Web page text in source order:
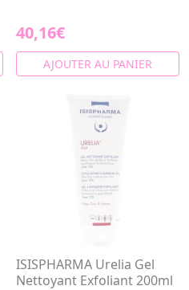
40,16€
AJOUTER AU PANIER
ISISPHARMA Urelia Gel
Nettoyant Exfoliant 200ml